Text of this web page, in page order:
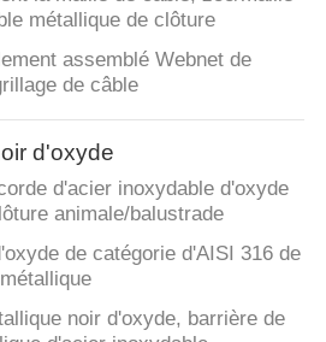
métallique de clôture
assemblé Webnet de
de câble
d'oxyde
d'acier inoxydable d'oxyde
animale/balustrade
de catégorie d'AISI 316 de
noir d'oxyde, barrière de